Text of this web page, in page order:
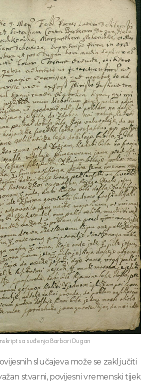
sa suđenja Barbari Dugan
slučajeva može se zaključiti
stvarni, povijesni vremenski tijek